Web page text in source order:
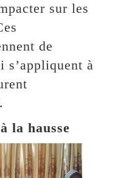
sur les
de
s’appliquent à
la hausse